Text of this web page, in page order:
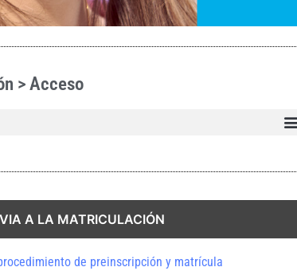
> Acceso
A LA MATRICULACIÓN
de preinscripción y matrícula